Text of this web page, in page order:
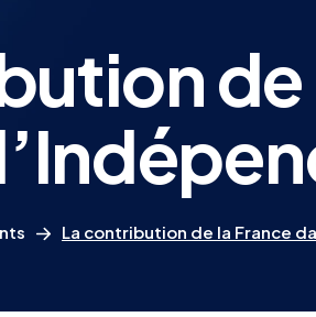
de
La contribution de la France